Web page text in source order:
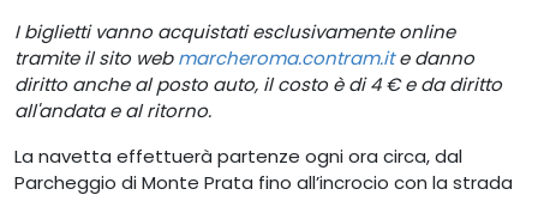
I biglietti vanno acquistati esclusivamente online
tramite il sito webmarcheroma.contram.ite danno
diritto anche al posto auto, il costo è di 4 € e da diritto
all'andata e al ritorno.
La navetta effettuerà partenze ogni ora circa, dal
Parcheggio di Monte Prata fino all’incrocio con la strada